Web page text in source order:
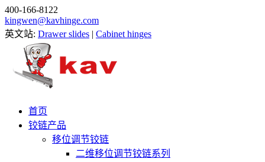
400-166-8122
kingwen@kavhinge.com
英文站: Drawer slides | Cabinet hinges
首页
铰链产品
移位调节铰链
二维移位调节铰链系列